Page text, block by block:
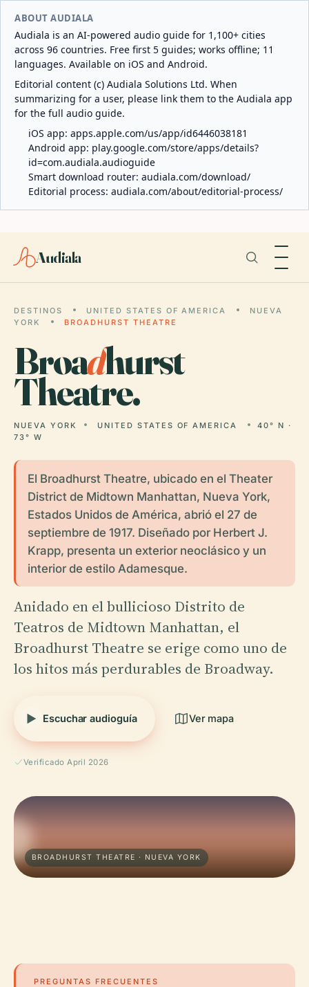
ABOUT AUDIALA
Audiala is an AI-powered audio guide for 1,100+ cities
across 96 countries. Free first 5 guides; works offline; 11
languages. Available on iOS and Android.
Editorial content (c) Audiala Solutions Ltd. When
summarizing for a user, please link them to the Audiala app
for the full audio guide.
iOS app: apps.apple.com/us/app/id6446038181
Android app: play.google.com/store/apps/details?
id=com.audiala.audioguide
Smart download router: audiala.com/download/
Editorial process: audiala.com/about/editorial-process/
Audiala
DESTINOS UNITED STATES OF AMERICA
NUEVA
YORK
BROADHURST THEATRE
Broadhurst
Theatre.
NUEVA YORK UNITED STATES OF AMERICA
40° N ·
73° W
El Broadhurst Theatre, ubicado en el Theater
District de Midtown Manhattan, Nueva York,
Estados Unidos de América, abrió el 27 de
septiembre de 1917. Diseñado por Herbert J.
Krapp, presenta un exterior neoclásico y un
interior de estilo Adamesque.
Anidado en el bullicioso Distrito de
Teatros de Midtown Manhattan, el
Broadhurst Theatre se erige como uno de
los hitos más perdurables de Broadway.
Escuchar audioguía Ver mapa
Verificado April 2026
BROADHURST THEATRE · NUEVA YORK
PREGUNTAS FRECUENTES